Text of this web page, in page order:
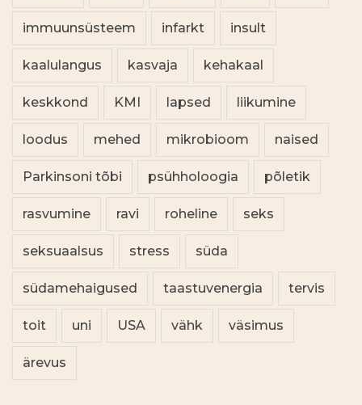
immuunsüsteem infarkt insult
kaalulangus kasvaja kehakaal
keskkond KMI lapsed liikumine
loodus mehed mikrobioom naised
Parkinsoni tõbi psühholoogia põletik
rasvumine ravi roheline seks
seksuaalsus stress süda
südamehaigused taastuvenergia tervis
toit uni USA vähk väsimus
ärevus